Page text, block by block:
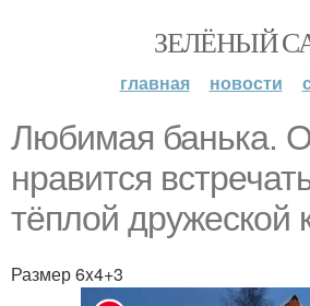
ЗЕЛЁНЫЙ
главная новости
Любимая банька.
нравится
тёплой дружеской
Размер 6x4+3